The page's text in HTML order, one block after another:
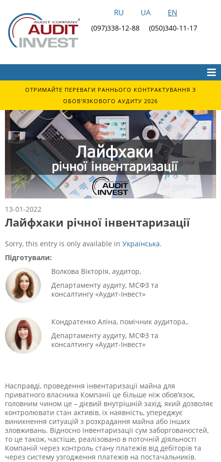
RU UA EN
(097)338-12-88 (050)340-11-17
ОТРИМАЙТЕ ПЕРЕВАГИ РАННЬОГО КОНТРАКТУВАННЯ З
ОБОВ'ЯЗКОВОГО АУДИТУ 2026
13-01-2022
Лайфхаки річної інвентаризації
Sorry, this entry is only available in Українська.
Підготували:
Волкова Вікторія, аудитор,
Департаменту аудиту, МСФЗ та
консалтингу «Аудит-Інвест»
Кондратенко Аліна, помічник аудитора,.
Департаменту аудиту, МСФЗ та
консалтингу «Аудит-Інвест»
Насправді, проведення інвентаризації майна для
приватного власника Компанії це більше ніж обов’язок,
головним чином це – дієвий внутрішній захід, який дозволяє
контролювати стан активів, їх наявність, упереджує
виникнення ситуацій з розкрадання майна або інших
зловживань. Відносно інвентаризації сум заборгованостей,
то це також, частіше, реалізовано в поточній діяльності
Компаній через контроль стану платежів від дебіторів та
через систему узгодження платежів на постачальників.